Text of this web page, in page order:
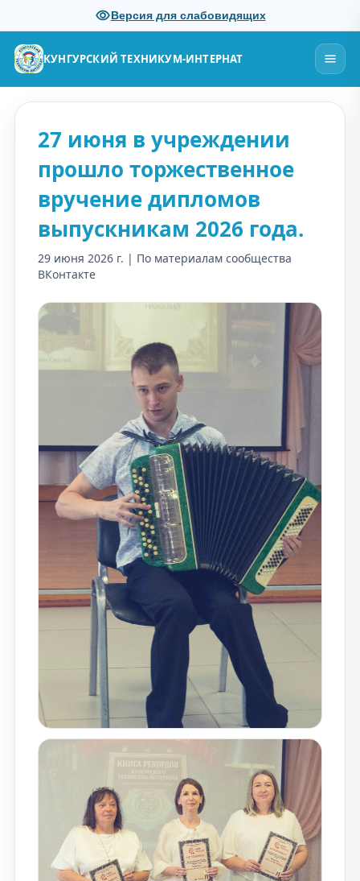
Версия для слабовидящих
КУНГУРСКИЙ ТЕХНИКУМ-ИНТЕРНАТ
27 июня в учреждении
прошло торжественное
вручение дипломов
выпускникам 2026 года.
29 июня 2026 г. | По материалам сообщества
ВКонтакте